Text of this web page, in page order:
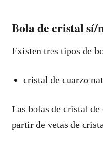
Bola de cristal sí/
Existen tres tipos de
cristal de cuarzo
Las bolas de cristal
partir de vetas de